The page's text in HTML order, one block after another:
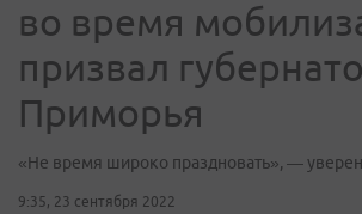
во время
призвал
Приморья
«Не время широко праздновать», —
9:35, 23 сентября 2022